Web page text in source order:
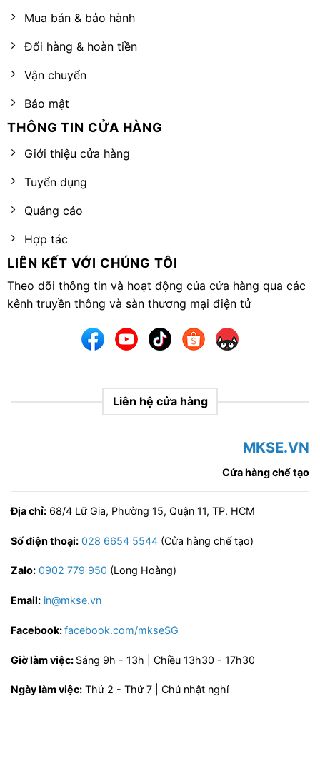
Mua bán & bảo hành
Đổi hàng & hoàn tiền
Vận chuyển
Bảo mật
THÔNG TIN CỬA HÀNG
Giới thiệu cửa hàng
Tuyển dụng
Quảng cáo
Hợp tác
LIÊN KẾT VỚI CHÚNG TÔI
Theo dõi thông tin và hoạt động của cửa hàng qua các
kênh truyền thông và sàn thương mại điện tử
Liên hệ cửa hàng
MKSE.VN
Cửa hàng chế tạo
Địa chỉ: 68/4 Lữ Gia, Phường 15, Quận 11, TP. HCM
Số điện thoại: 028 6654 5544 (Cửa hàng chế tạo)
Zalo: 0902 779 950 (Long Hoàng)
Email: in@mkse.vn
Facebook:facebook.com/mkseSG
Giờ làm việc: Sáng 9h - 13h | Chiều 13h30 - 17h30
Ngày làm việc: Thứ 2 - Thứ 7 | Chủ nhật nghỉ